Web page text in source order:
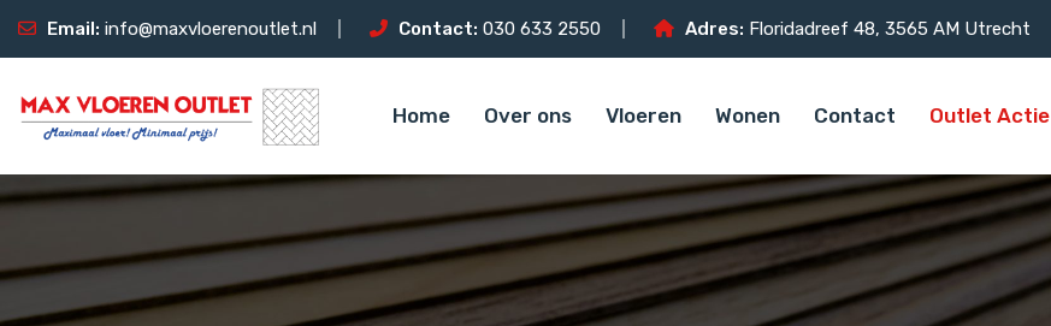
Email: info@maxvloerenoutlet.nl Contact: 030 633 2550 Adres: Floridadreef 48, 3565 AM Utrecht
Home Over ons Vloeren Wonen Contact Outlet Actie